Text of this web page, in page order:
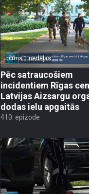
pirms 1 nedēļas
Pēc satraucošiem
incidentiem Rīgas
Latvijas Aizsargu
dodas ielu apgaitās
410. epizode